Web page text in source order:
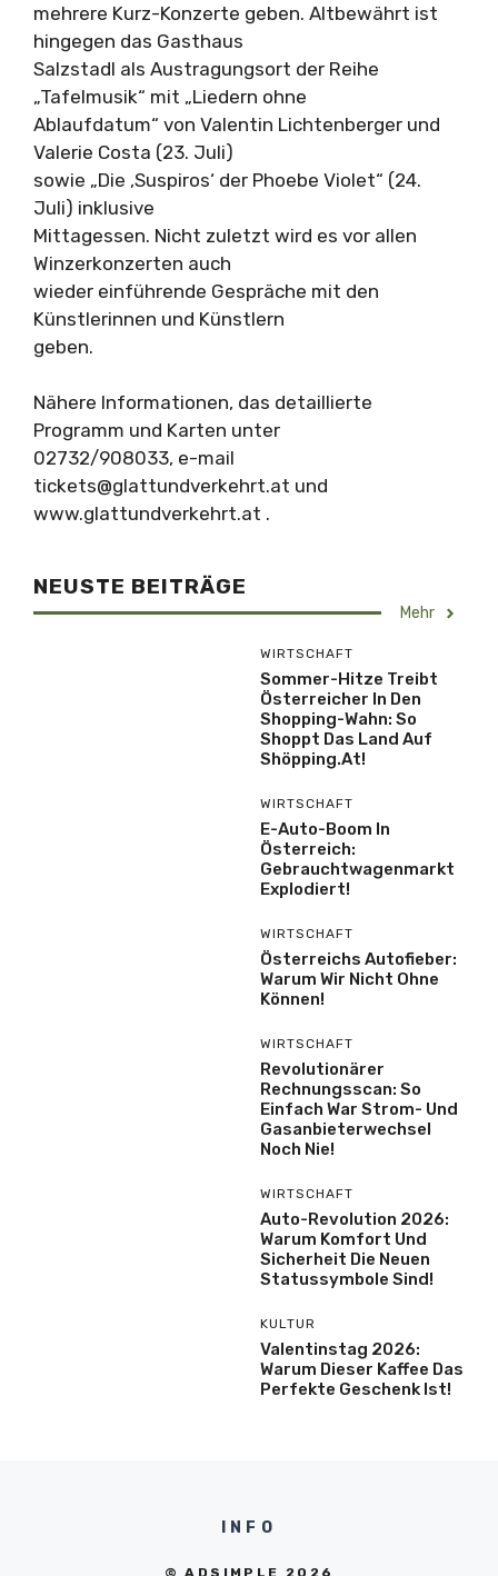
mehrere Kurz-Konzerte geben. Altbewährt ist
hingegen das Gasthaus
Salzstadl als Austragungsort der Reihe
„Tafelmusik“ mit „Liedern ohne
Ablaufdatum“ von Valentin Lichtenberger und
Valerie Costa (23. Juli)
sowie „Die ‚Suspiros‘ der Phoebe Violet“ (24.
Juli) inklusive
Mittagessen. Nicht zuletzt wird es vor allen
Winzerkonzerten auch
wieder einführende Gespräche mit den
Künstlerinnen und Künstlern
geben.
Nähere Informationen, das detaillierte
Programm und Karten unter
02732/908033, e-mail
tickets@glattundverkehrt.at und
www.glattundverkehrt.at .
NEUSTE BEITRÄGE
Mehr
WIRTSCHAFT
Sommer-Hitze Treibt
Österreicher In Den
Shopping-Wahn: So
Shoppt Das Land Auf
Shöpping.at!
WIRTSCHAFT
E-Auto-Boom In
Österreich:
Gebrauchtwagenmarkt
Explodiert!
WIRTSCHAFT
Österreichs Autofieber:
Warum Wir Nicht Ohne
Können!
WIRTSCHAFT
Revolutionärer
Rechnungsscan: So
Einfach War Strom- Und
Gasanbieterwechsel
Noch Nie!
WIRTSCHAFT
Auto-Revolution 2026:
Warum Komfort Und
Sicherheit Die Neuen
Statussymbole Sind!
KULTUR
Valentinstag 2026:
Warum Dieser Kaffee Das
Perfekte Geschenk Ist!
INFO
© ADSIMPLE 2026